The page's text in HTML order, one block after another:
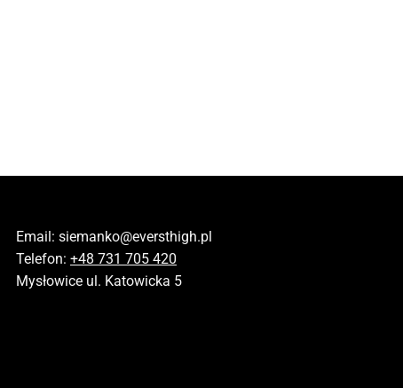
Email: siemanko@eversthigh.pl
Telefon: +48 731 705 420
Mysłowice ul. Katowicka 5